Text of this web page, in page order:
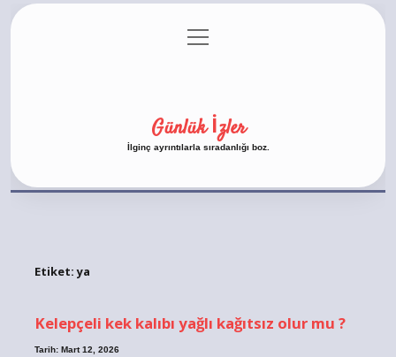
Gizlilik Politikası
menüyü
aç
Günlük İzler
İlginç ayrıntılarla sıradanlığı boz.
Etiket:ya
Kelepçeli kek kalıbı yağlı kağıtsız olur mu ?
Tarih: Mart 12, 2026